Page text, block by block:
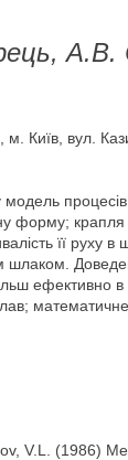
Київ, вул.
процесів
форму;
її
шлаком.
ефективно
V.L. (1986)